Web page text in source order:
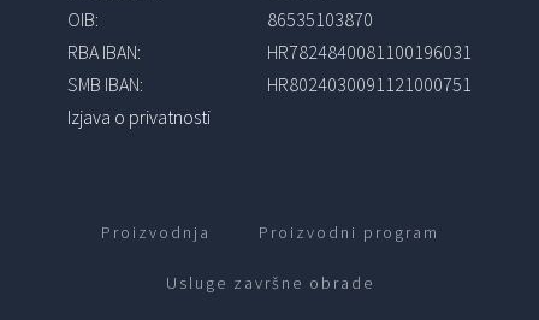
OIB:
86535103870
RBA IBAN:
HR7824840081100196031
SMB IBAN:
HR8024030091121000751
Izjava o privatnosti
Proizvodnja Proizvodni program
Usluge završne obrade